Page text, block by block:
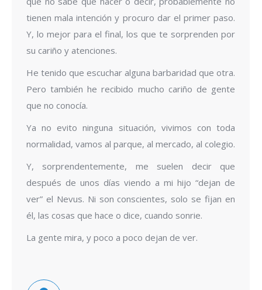
tienen mala intención y procuro dar el primer paso.
Y, lo mejor para el final, los que te sorprenden por
su cariño y atenciones.
He tenido que escuchar alguna barbaridad que otra.
Pero también he recibido mucho cariño de gente
que no conocía.
Ya no evito ninguna situación, vivimos con toda
normalidad, vamos al parque, al mercado, al colegio.
Y, sorprendentemente, me suelen decir que
después de unos días viendo a mi hijo “dejan de
ver” el Nevus. Ni son conscientes, solo se fijan en
él, las cosas que hace o dice, cuando sonrie.
La gente mira, y poco a poco dejan de ver.